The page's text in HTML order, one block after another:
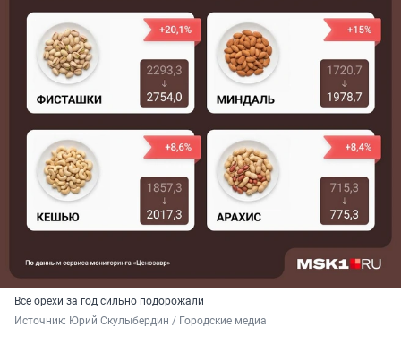
Все орехи за год сильно подорожали
Источник: Юрий Скулыбердин / Городские медиа